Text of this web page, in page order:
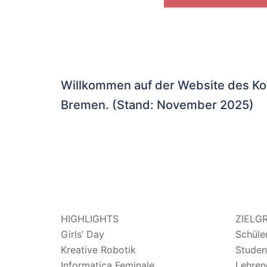
Willkommen auf der Website des
Bremen. (Stand: November 2025)
HIGHLIGHTS
Girls’ Day
Kreative Robotik